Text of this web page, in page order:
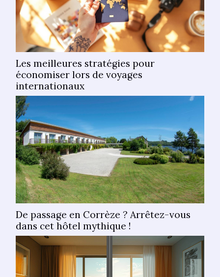
Les meilleures stratégies pour
économiser lors de voyages
internationaux
De passage en Corrèze ? Arrêtez-vous
dans cet hôtel mythique !